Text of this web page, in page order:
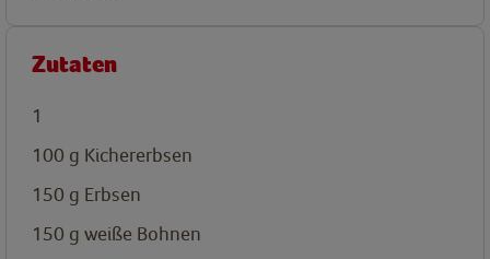
Zutaten
1
100 g Kichererbsen
150 g Erbsen
150 g weiße Bohnen